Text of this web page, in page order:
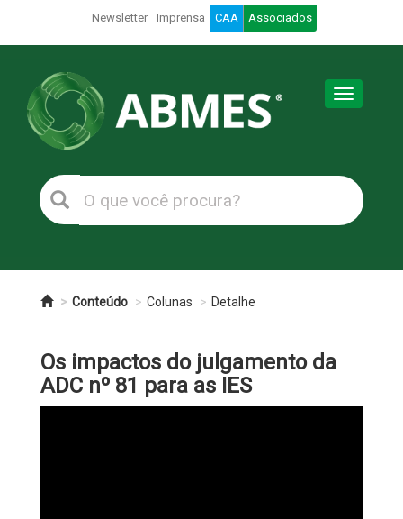
Newsletter Imprensa CAA Associados
Toggle
Conteúdo Colunas Detalhe
Os impactos do julgamento da
ADC nº 81 para as IES